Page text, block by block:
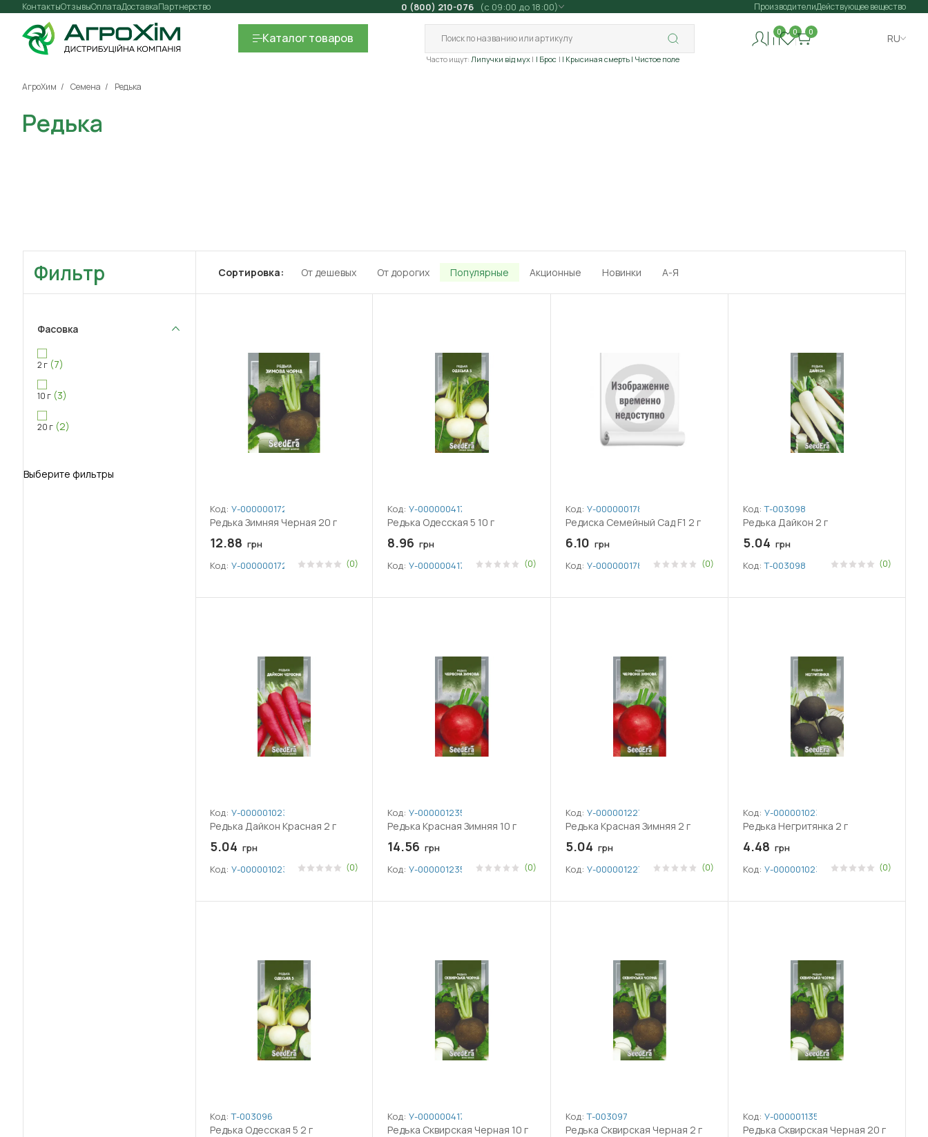
Контакты Оплата
Отзывы ДоставкаПартнерство 0 (800) 210-076 (с 09:00 до 18:00) ПроизводителиДействующее вещество
Каталогтоваров
Часто ищут: Липучки від мух | Брос | Крысиная смерть | Чистое поле
0 0 0
RU
АгроХим Семена Редька
Редька
Фильтр
Фасовка
2 г (7)
10 г (3)
20 г (2)
Выберите фильтры
Сортировка: От дешевых От дорогих Популярные Акционные Новинки А-Я
Код: У-0000001729
Редька Зимняя Черная 20 г
12.88 грн
Код: У-0000001729 (0)
Код: У-0000004177
Редька Одесская 5 10 г
8.96 грн
Код: У-0000004177 (0)
Код: У-0000001785
Редиска Семейный Сад F1 2 г
6.10 грн
Код: У-0000001785 (0)
Код: Т-003098
Редька Дайкон 2 г
5.04 грн
Код: Т-003098 (0)
Код: У-0000010232
Редька Дайкон Красная 2 г
5.04 грн
Код: У-0000010232 (0)
Код: У-0000012355
Редька Красная Зимняя 10 г
14.56 грн
Код: У-0000012355 (0)
Код: У-0000012276
Редька Красная Зимняя 2 г
5.04 грн
Код: У-0000012276 (0)
Код: У-0000010233
Редька Негритянка 2 г
4.48 грн
Код: У-0000010233 (0)
Код: Т-003096
Редька Одесская 5 2 г
Код: У-0000004178
Редька Сквирская Черная 10 г
Код: Т-003097
Редька Сквирская Черная 2 г
Код: У-0000011357
Редька Сквирская Черная 20 г